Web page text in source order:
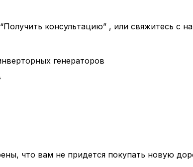
консультацию” , или свяжитесь с
генераторов
что вам не придется покупать новую